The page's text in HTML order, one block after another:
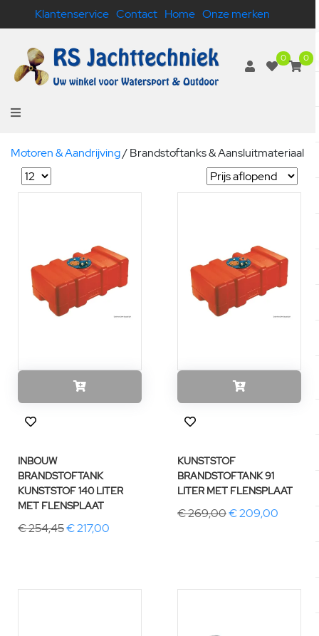
Klantenservice Contact Home Onze merken
0 0
Motoren & Aandrijving/Brandstoftanks & Aansluitmateriaal
INBOUW
BRANDSTOFTANK
KUNSTSTOF 140 LITER
MET FLENSPLAAT
€ 254,45€ 217,00
KUNSTSTOF
BRANDSTOFTANK 91
LITER MET FLENSPLAAT
€ 269,00€ 209,00